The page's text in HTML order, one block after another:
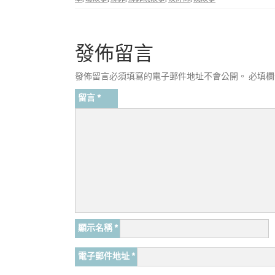
發佈留言
發佈留言必須填寫的電子郵件地址不會公開。 必填
留言 *
顯示名稱 *
電子郵件地址 *